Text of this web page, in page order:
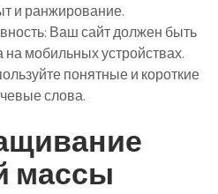
и ранжирование.
Ваш сайт должен быть
мобильных устройствах.
понятные и короткие
слова.
массы